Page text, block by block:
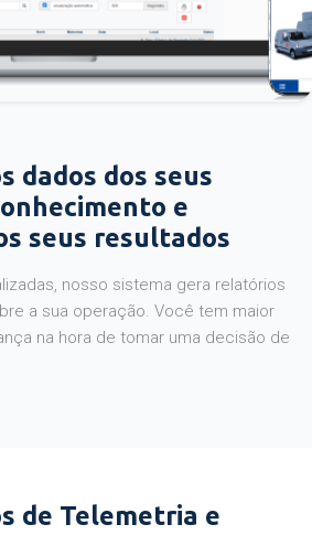
dados dos seus
e
seus resultados
nosso sistema gera relatórios
a sua operação. Você tem maior
na hora de tomar uma decisão de
de Telemetria e